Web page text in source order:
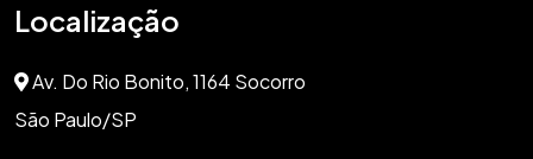
Localização
Av. Do Rio Bonito, 1164 Socorro
São Paulo/SP